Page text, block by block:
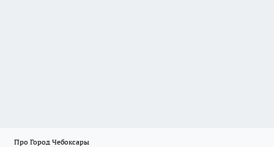
Про Город Чебоксары